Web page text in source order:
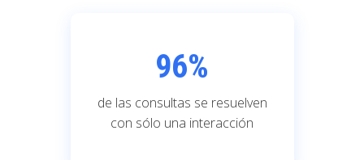
96%
de las consultas se resuelven
con sólo una interacción